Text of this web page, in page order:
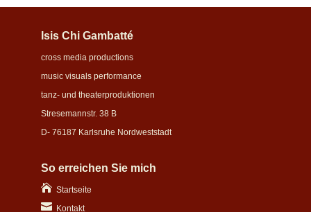
Isis Chi Gambatté
cross media productions
music visuals performance
tanz- und theaterproduktionen
Stresemannstr. 38 B
D- 76187 Karlsruhe Nordweststadt
So erreichen Sie mich
 Startseite
 Kontakt